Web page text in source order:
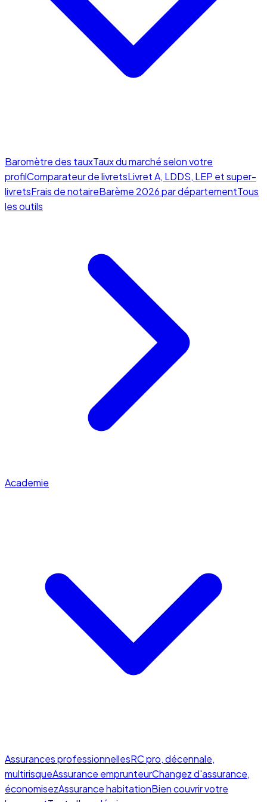
Baromètre des tauxTaux du marché selon votre
profilComparateur de livretsLivret A, LDDS, LEP et super-
livretsFrais de notaireBarème 2026 par départementTous
les outils
Academie
Assurances professionnellesRC pro, décennale,
multirisqueAssurance emprunteurChangez d'assurance,
économisezAssurance habitationBien couvrir votre